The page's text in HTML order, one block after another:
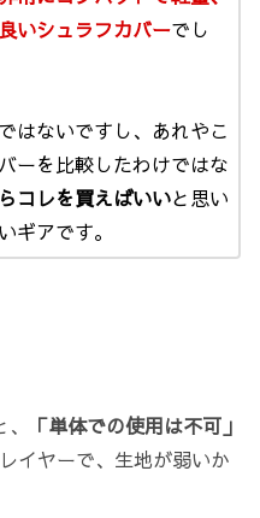
いシュラフカバーでし
はないですし、あれやこ
ーを比較したわけではな
コレを買えばいいと思い
ギアです。
「単体での使用は不可」
イヤーで、生地が弱いか